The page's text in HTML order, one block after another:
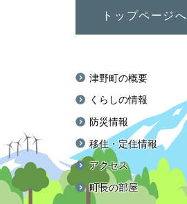
トップページへ
津野町の概要
くらしの情報
防災情報
移住・定住情報
アクセス
町長の部屋